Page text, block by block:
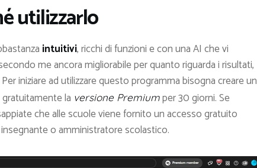
utilizzarlo
intuitivi, ricchi di funzioni e con una AI che vi
me ancora migliorabile per quanto riguarda i risultati,
iniziare ad utilizzare questo programma bisogna creare un
la versione Premiumper 30 giorni. Se
che alle scuole viene fornito un accesso gratuito
o amministratore scolastico.